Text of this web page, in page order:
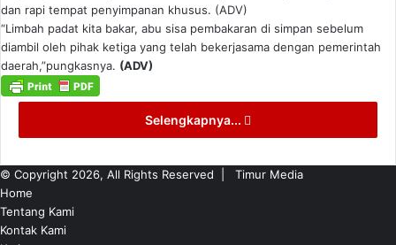
dan rapi tempat penyimpanan khusus. (ADV)
“Limbah padat kita bakar, abu sisa pembakaran di simpan sebelum
diambil oleh pihak ketiga yang telah bekerjasama dengan pemerintah
daerah,”pungkasnya. (ADV)
Selengkapnya...
© Copyright 2026, All Rights Reserved |
Timur Media
Home
Tentang Kami
Kontak Kami